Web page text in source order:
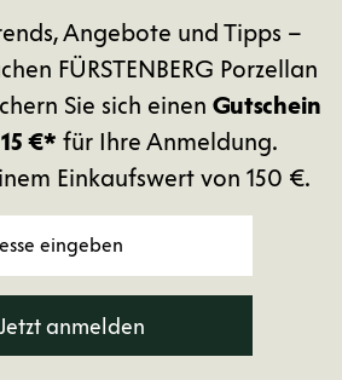
Angebote und Tipps –
FÜRSTENBERG Porzellan
Sie sich einen Gutschein
€* für Ihre Anmeldung.
Einkaufswert von 150 €.
Jetzt anmelden